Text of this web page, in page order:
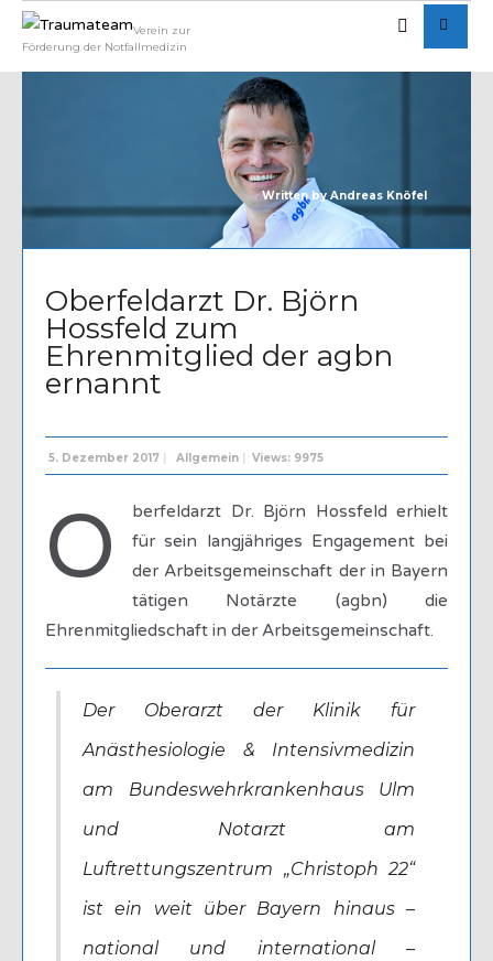
Verein zur
Förderung der Notfallmedizin
Written by Andreas Knöfel
Oberfeldarzt Dr. Björn
Hossfeld zum
Ehrenmitglied der agbn
ernannt
5. Dezember 2017 Allgemein Views: 9975
O
berfeldarzt Dr. Björn Hossfeld erhielt
für sein langjähriges Engagement bei
der Arbeitsgemeinschaft der in Bayern
tätigen Notärzte (agbn) die
Ehrenmitgliedschaft in der Arbeitsgemeinschaft.
Der Oberarzt der Klinik für
Anästhesiologie & Intensivmedizin
am Bundeswehrkrankenhaus Ulm
und Notarzt am
Luftrettungszentrum „Christoph 22“
ist ein weit über Bayern hinaus –
national und international –